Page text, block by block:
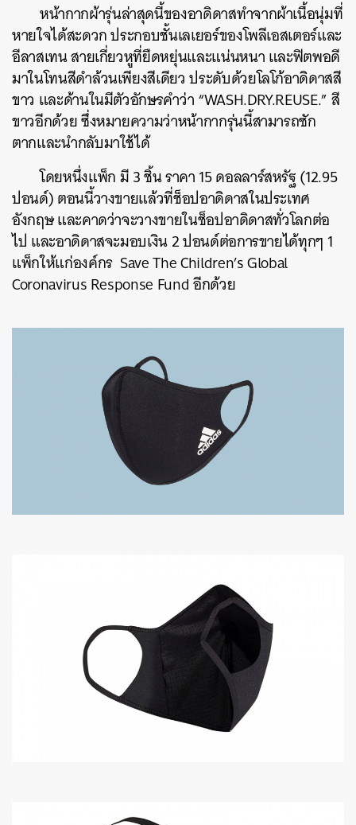
หน้ากากผ้ารุ่นล่าสุดนี้ของอาดิดาสทำจากผ้าเนื้อนุ่มที่
หายใจได้สะดวกประกอบชั้นเลเยอร์ของโพลีเอสเตอร์และ
อีลาสเทนสายเกี่ยวหูที่ยืดหยุ่นและแน่นหนาและฟิตพอดี
มาในโทนสีดำล้วนเพียงสีเดียวประดับด้วยโลโก้อาดิดาสสี
ขาว และด้านในมีตัวอักษรคำว่า“WASH.DRY.REUSE.”สี
ขาวอีกด้วยซึ่งหมายความว่าหน้ากากรุ่นนี้สามารถซัก
ตากและนำกลับมาใช้ได้
โดยหนึ่งแพ็ก มี3ชิ้น ราคา15ดอลลาร์สหรัฐ(12.95
ปอนด์)ตอนนี้วางขายแล้วที่ช็อปอาดิดาสในประเทศ
อังกฤษ และคาดว่าจะวางขายในช็อปอาดิดาสทั่วโลกต่อ
ไป และอาดิดาสจะมอบเงิน2ปอนด์ต่อการขายได้ทุกๆ1
แพ็กให้แก่องค์กรSave The Children’s Global
CoronavirusResponse Fundอีกด้วย
SHARE TWEET LINE EMAIL